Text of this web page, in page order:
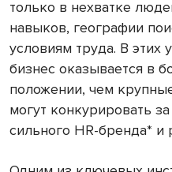
только в нехватке
навыков, географии
условиям труда. В этих
бизнес оказывается в
положении, чем
могут конкурировать
сильного HR-бренда* и